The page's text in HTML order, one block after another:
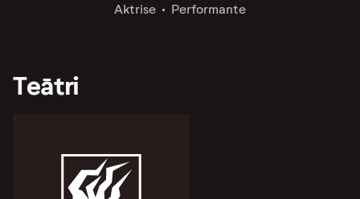
Aktrise Performante
Teātri